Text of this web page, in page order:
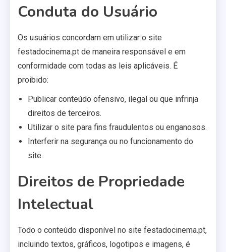
Conduta do Usuário
Os usuários concordam em utilizar o site
festadocinema.pt de maneira responsável e em
conformidade com todas as leis aplicáveis. É
proibido:
Publicar conteúdo ofensivo, ilegal ou que infrinja
direitos de terceiros.
Utilizar o site para fins fraudulentos ou enganosos.
Interferir na segurança ou no funcionamento do
site.
Direitos de Propriedade
Intelectual
Todo o conteúdo disponível no site festadocinema.pt,
incluindo textos, gráficos, logotipos e imagens, é